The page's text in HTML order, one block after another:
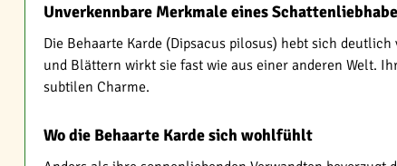
Unverkennbare Merkmale eines
Die Behaarte Karde (Dipsacus pilosus) hebt sich
und Blättern wirkt sie fast wie aus einer anderen Welt.
subtilen Charme.
Wo die Behaarte Karde sich wohlfühlt